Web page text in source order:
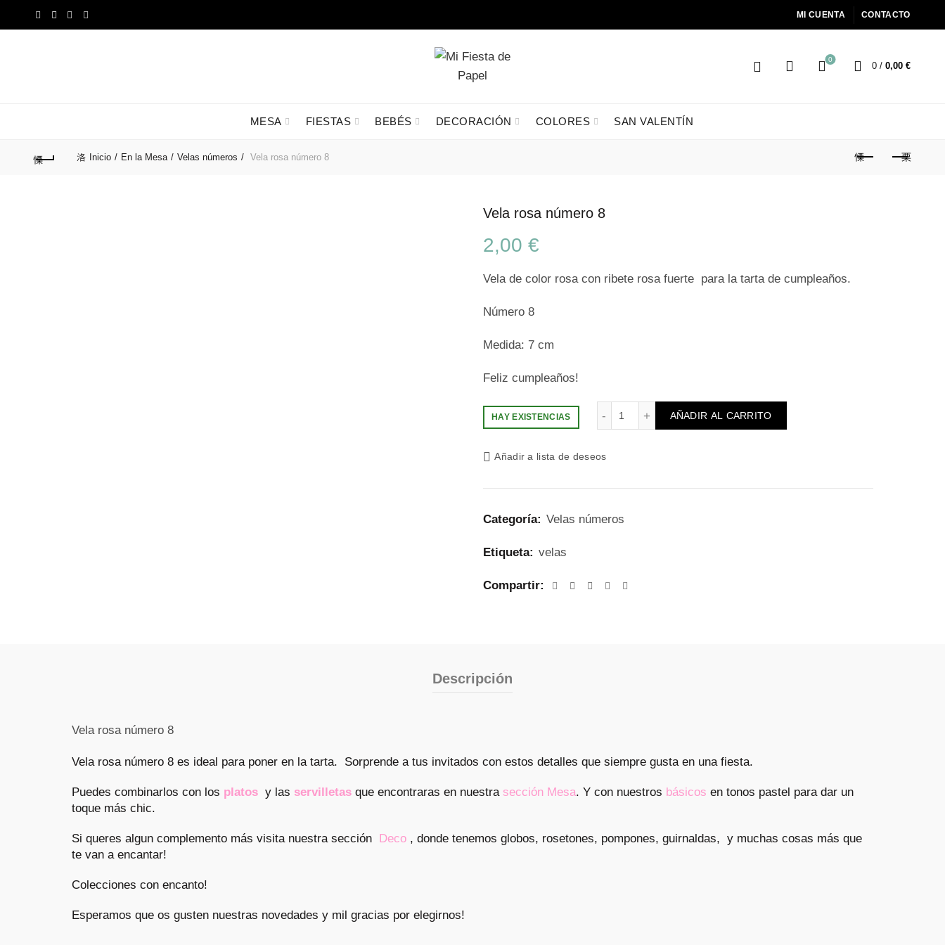
MI CUENTA CONTACTO
0
0 / 0,00 €
MESA FIESTAS BEBÉS DECORACIÓN COLORES SAN VALENTÍN
Inicio En la Mesa Velas números Vela rosa número 8
Vela rosa número 8
2,00 €
Vela de color rosa con ribete rosa fuerte para la tarta de cumpleaños.
Número 8
Medida: 7 cm
Feliz cumpleaños!
HAY EXISTENCIAS
Vela rosa número 8 cantidad
AÑADIR AL CARRITO
Añadir a lista de deseos
Categoría: Velas números
Etiqueta: velas
Compartir
Descripción
Vela rosa número 8
Vela rosa número 8 es ideal para poner en la tarta. Sorprende a tus invitados con estos detalles que siempre gusta en una fiesta.
Puedes combinarlos con los platos y las servilletas que encontraras en nuestra sección Mesa. Y con nuestros básicos en tonos pastel para dar un
toque más chic.
Si queres algun complemento más visita nuestra sección Deco , donde tenemos globos, rosetones, pompones, guirnaldas, y muchas cosas más que
te van a encantar!
Colecciones con encanto!
Esperamos que os gusten nuestras novedades y mil gracias por elegirnos!